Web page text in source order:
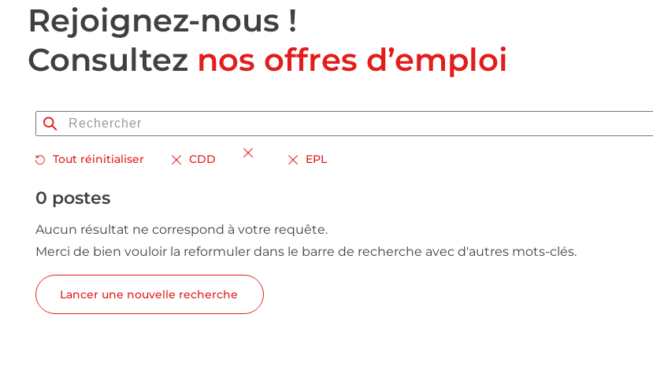
Rejoignez-nous !
Consultez nos offres d’emploi
Tout réinitialiser CDD EPL
0 postes
Aucun résultat ne correspond à votre requête.
Merci de bien vouloir la reformuler dans le barre de recherche avec d'autres mots-clés.
Lancer une nouvelle recherche